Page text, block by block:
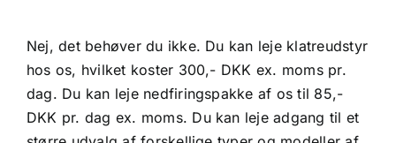
Nej, det behøver du ikke. Du kan leje klatreudstyr
hos os, hvilket koster 300,- DKK ex. moms pr.
dag. Du kan leje nedfiringspakke af os til 85,-
DKK pr. dag ex. moms. Du kan leje adgang til et